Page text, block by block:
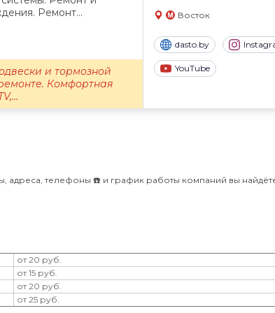
Восток
dasto.by
YouTube
Ремонт...
и тормозной
Комфортная
адреса, телефоны ☎️ и график работы компаний вы
от 20 руб.
от 15 руб.
от 20 руб.
от 25 руб.